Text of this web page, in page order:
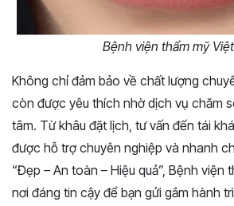
Bệnh viện thẩm mỹ
Không chỉ đảm bảo về chất lượng
còn được yêu thích nhờ dịch vụ chăm
tâm. Từ khâu đặt lịch, tư vấn đến tái
được hỗ trợ chuyên nghiệp và nhanh
“Đẹp – An toàn – Hiệu quả”, Bệnh viện
nơi đáng tin cậy để bạn gửi gắm hành